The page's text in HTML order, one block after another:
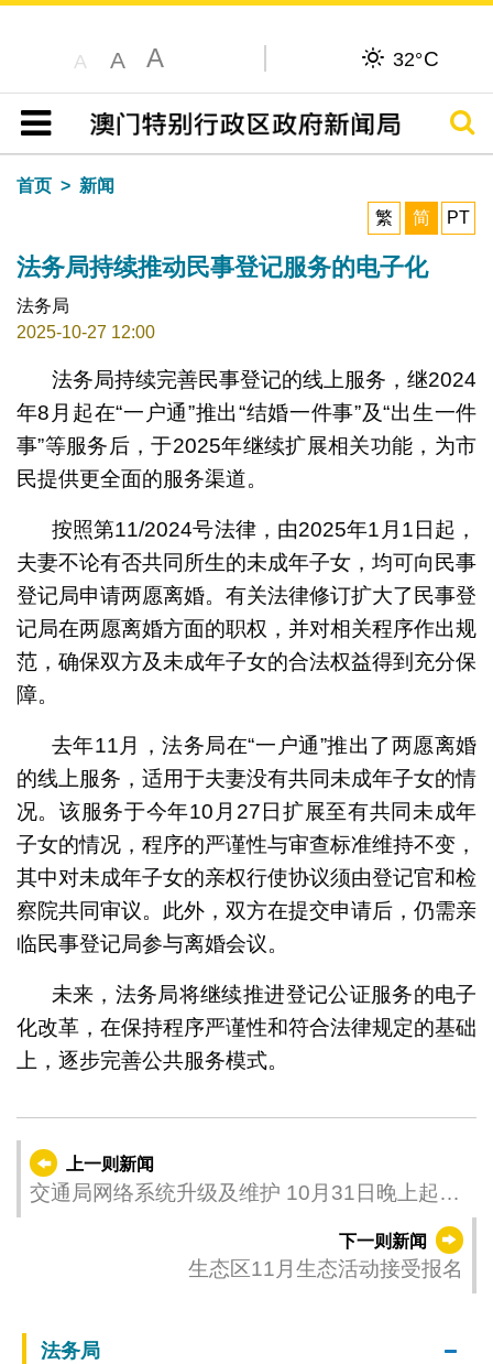
A A A 32°C
目录
搜寻
首页
新闻
繁
简 PT
法务局持续推动民事登记服务的电子化
法务局
2025-10-27 12:00
法务局持续完善民事登记的线上服务，继2024
年8月起在“一户通”推出“结婚一件事”及“出生一件
事”等服务后，于2025年继续扩展相关功能，为市
民提供更全面的服务渠道。
按照第11/2024号法律，由2025年1月1日起，
夫妻不论有否共同所生的未成年子女，均可向民事
登记局申请两愿离婚。有关法律修订扩大了民事登
记局在两愿离婚方面的职权，并对相关程序作出规
范，确保双方及未成年子女的合法权益得到充分保
障。
去年11月，法务局在“一户通”推出了两愿离婚
的线上服务，适用于夫妻没有共同未成年子女的情
况。该服务于今年10月27日扩展至有共同未成年
子女的情况，程序的严谨性与审查标准维持不变，
其中对未成年子女的亲权行使协议须由登记官和检
察院共同审议。此外，双方在提交申请后，仍需亲
临民事登记局参与离婚会议。
未来，法务局将继续推进登记公证服务的电子
化改革，在保持程序严谨性和符合法律规定的基础
上，逐步完善公共服务模式。
上一则新闻
交通局网络系统升级及维护 10月31日晚上起部
下一则新闻
生态区11月生态活动接受报名
法务局